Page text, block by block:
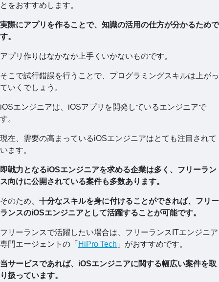
とをおすすめします。
実際にアプリを作ることで、知識の活用の仕方が分かるためで
す。
アプリ作りはなかなか上手くいかないものです。
そこで試行錯誤を行うことで、プログラミングスキルは上がっ
ていくでしょう。
iOSエンジニアは、iOSアプリを開発しているエンジニアで
す。
現在、需要の高まっているiOSエンジニアはとても注目されて
います。
即戦力となるiOSエンジニアを求める企業は多く、フリーラン
ス向けに公開されている案件も多数あります。
そのため、 十分なスキルを身に付けることができれば、フリー
ランスのiOSエンジニアとして活躍することが可能です。
フリーランスで活躍したい場合は、フリーランスITエンジニア
専門エージェントの「 HiPro Tech 」がおすすめです。
当サービスであれば、iOSエンジニアに関する幅広い案件を取
り扱っています。